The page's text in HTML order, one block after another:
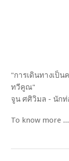
"การเดินทางเป็
ทวีคูณ"
จูน ศศิวิมล - นักท่
To know more ...